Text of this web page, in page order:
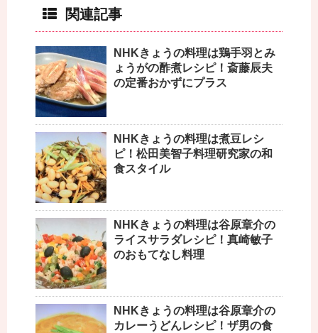
関連記事
NHKきょうの料理は鶏手羽とみ
ょうがの酢煮レシピ！斎藤辰夫
の定番おかずにプラス
NHKきょうの料理は煮豆レシ
ピ！松田美智子料理研究家の和
食スタイル
NHKきょうの料理は谷原章介の
ライスサラダレシピ！真崎敏子
のおもてなし料理
NHKきょうの料理は谷原章介の
カレーうどんレシピ！ザ男の食